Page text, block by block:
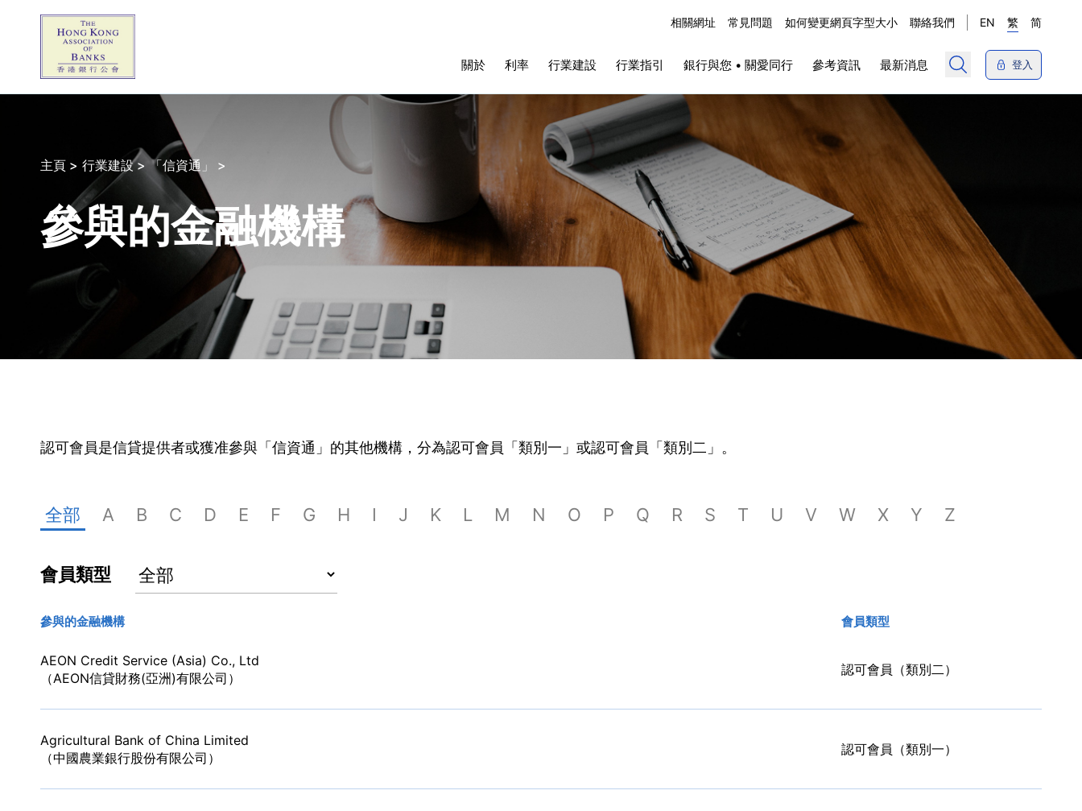
相關網址 常見問題 如何變更網頁字型大小 聯絡我們 EN 繁 简
關於 利率 行業建設 行業指引 銀行與您 • 關愛同行 參考資訊 最新消息 登入
主頁 > 行業建設 > 「信資通」 >
參與的金融機構
認可會員是信貸提供者或獲准參與「信資通」的其他機構，分為認可會員「類別一」或認可會員「類別二」。
全部 A B C D E F G H I J K L M N O P Q R S T U V W X Y Z
會員類型
參與的金融機構 會員類型
AEON Credit Service (Asia) Co., Ltd
（AEON信貸財務(亞洲)有限公司）
認可會員（類別二）
Agricultural Bank of China Limited
（中國農業銀行股份有限公司）
認可會員（類別一）